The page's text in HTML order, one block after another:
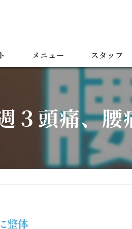
メニュー スタッフ
３頭痛、腰
整体